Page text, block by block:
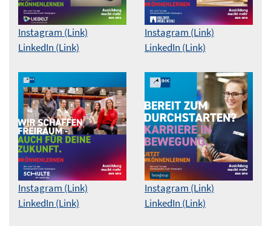
Instagram (Link)
LinkedIn (Link)
Instagram (Link)
LinkedIn (Link)
Instagram (Link)
LinkedIn (Link)
Instagram (Link)
LinkedIn (Link)